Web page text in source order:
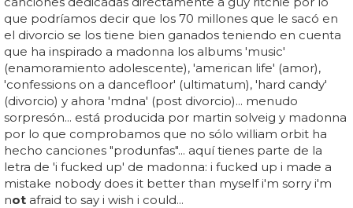
que podríamos decir que los 70 millones que le sacó en
el divorcio se los tiene bien ganados teniendo en cuenta
que ha inspirado a madonna los albums 'music'
(enamoramiento adolescente), 'american life' (amor),
'confessions on a dancefloor' (ultimatum), 'hard candy'
(divorcio) y ahora 'mdna' (post divorcio)... menudo
sorpresón... está producida por martin solveig y madonna
por lo que comprobamos que no sólo william orbit ha
hecho canciones "produnfas"... aquí tienes parte de la
letra de 'i fucked up' de madonna: i fucked up i made a
mistake nobody does it better than myself i'm sorry i'm
not afraid to say i wish i could...